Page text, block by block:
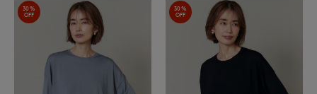
30%
OFF
30%
OFF